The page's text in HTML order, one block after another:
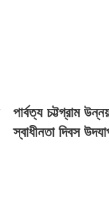
পার্বত্য চট্টগ্রাম
স্বাধীনতা দিবস